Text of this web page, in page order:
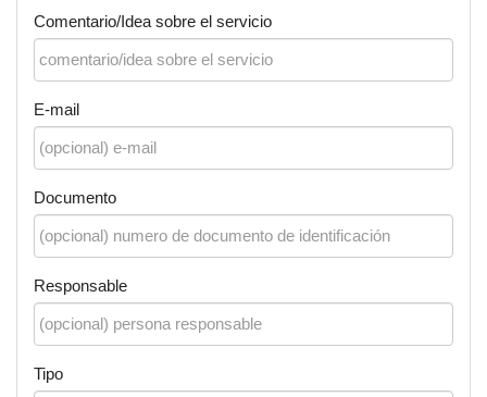
Comentario/Idea sobre el servicio
E-mail
Documento
Responsable
Tipo